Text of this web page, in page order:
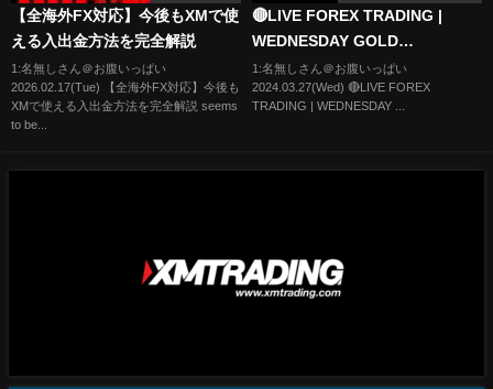
【全海外FX対応】今後もXMで使
える入出金方法を完全解説
1:名無しさん＠お腹いっぱい
2026.02.17(Tue) 【全海外FX対応】今後も
XMで使える入出金方法を完全解説 seems
to be...
🔴LIVE FOREX TRADING |
WEDNESDAY GOLD
GAMEPLAN! (NO NEWS)| 27/03
| XAU USD, NASDAQ, EUR USD
1:名無しさん＠お腹いっぱい
2024.03.27(Wed) 🔴LIVE FOREX
TRADING | WEDNESDAY ...